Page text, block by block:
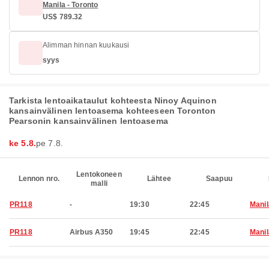
Manila - Toronto
US$ 789.32
Alimman hinnan kuukausi
syys
Tarkista lentoaikataulut kohteesta Ninoy Aquinon
kansainvälinen lentoasema kohteeseen Toronton
Pearsonin kansainvälinen lentoasema
ke 5.8.pe 7.8.
Lennon nro.
Lentokoneen
malli
Lähtee Saapuu
PR118 - 19:30 22:45
PR118 Airbus A350 19:45 22:45